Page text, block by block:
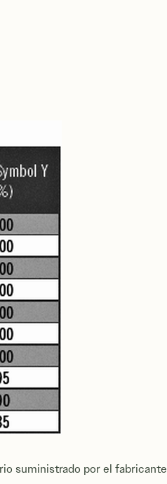
suministrado por el fabricante